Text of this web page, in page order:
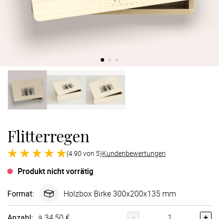
Flitterregen
(4.90 von 5)Kundenbewertungen
Produkt nicht vorrätig
Format: Holzbox Birke 300x200x135 mm